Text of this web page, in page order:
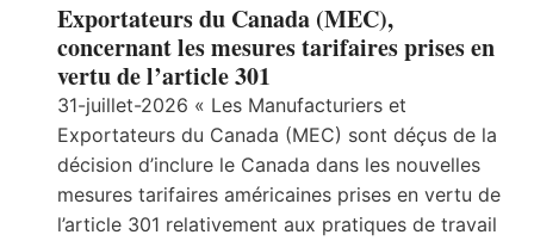
Exportateurs du Canada (MEC),
concernant les mesures tarifaires prises en
vertu de l’article 301
31-juillet-2026 « Les Manufacturiers et
Exportateurs du Canada (MEC) sont déçus de la
décision d’inclure le Canada dans les nouvelles
mesures tarifaires américaines prises en vertu de
l’article 301 relativement aux pratiques de travail